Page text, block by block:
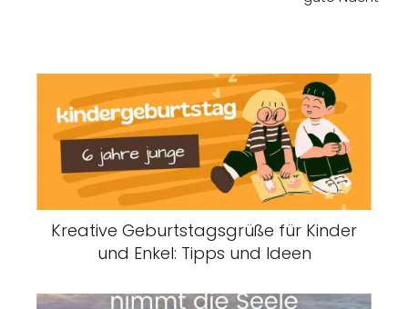
Kreative Geburtstagsgrüße für Kinder
und Enkel: Tipps und Ideen